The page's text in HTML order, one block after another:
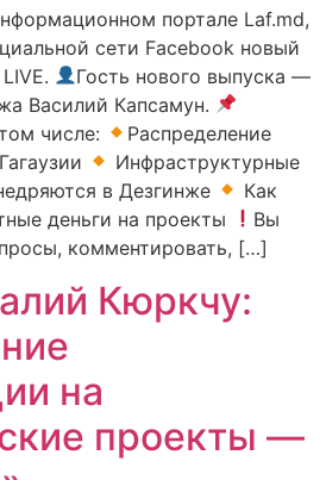
портале Laf.md,
сети Facebook новый
Гость нового выпуска —
Василий Капсамун.
числе:
Распределение
Инфраструктурные
в Дезгинже
Как
деньги на проекты
Вы
комментировать, […]
Кюркчу:
на
проекты —